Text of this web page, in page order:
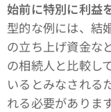
始前に特別に利益
型的な例には、結
の立ち上げ資金な
の相続人と比較し
いるとみなされる
れる必要があります